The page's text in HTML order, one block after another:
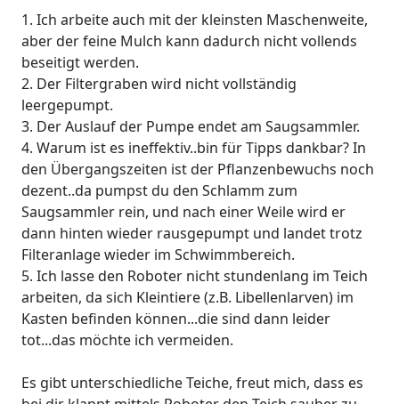
1. Ich arbeite auch mit der kleinsten Maschenweite,
aber der feine Mulch kann dadurch nicht vollends
beseitigt werden.
2. Der Filtergraben wird nicht vollständig
leergepumpt.
3. Der Auslauf der Pumpe endet am Saugsammler.
4. Warum ist es ineffektiv..bin für Tipps dankbar? In
den Übergangszeiten ist der Pflanzenbewuchs noch
dezent..da pumpst du den Schlamm zum
Saugsammler rein, und nach einer Weile wird er
dann hinten wieder rausgepumpt und landet trotz
Filteranlage wieder im Schwimmbereich.
5. Ich lasse den Roboter nicht stundenlang im Teich
arbeiten, da sich Kleintiere (z.B. Libellenlarven) im
Kasten befinden können...die sind dann leider
tot...das möchte ich vermeiden.
Es gibt unterschiedliche Teiche, freut mich, dass es